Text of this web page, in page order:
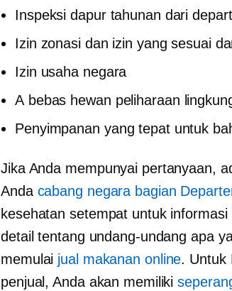
Inspeksi dapur tahunan dari
Izin zonasi dan izin yang sesuai
Izin usaha negara
A bebas hewan peliharaan
Penyimpanan yang tepat untuk
Jika Anda mempunyai pertanyaan,
Anda cabang negara bagian
kesehatan setempat untuk
detail tentang undang-undang apa
memulai jual makanan online. Untuk
penjual, Anda akan memiliki